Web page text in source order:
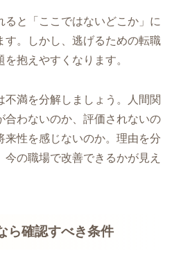
ると「ここではないどこか」に
す。しかし、逃げるための転職
抱えやすくなります。
満を分解しましょう。人間関
合わないのか、評価されないの
来性を感じないのか。理由を分
の職場で改善できるかが見え
ら確認すべき条件